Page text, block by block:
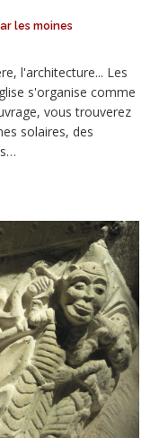
les moines
l'architecture... Les
s'organise comme
vous trouverez
solaires, des